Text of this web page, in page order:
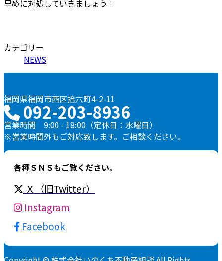
早めに対処していきましょう！
カテゴリー
NEWS
福岡県福岡市西区拾六町4-2-11
092-203-8936
営業時間 9:00 - 18:00（定休日：水曜日）
※営業時間外もご対応致します。ご相談ください。
各種ＳＮＳもご覧ください。
Ｘ（旧Twitter）
Instagram
Facebook